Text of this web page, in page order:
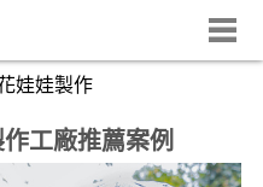
娃娃製作
工廠推薦案例